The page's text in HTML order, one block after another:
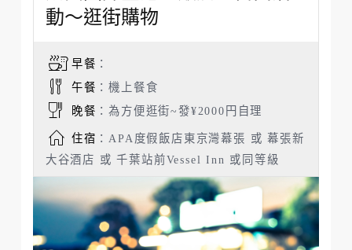
動～逛街購物
早餐 ：
午餐 ：機上餐食
晚餐 ：為方便逛街~發¥2000円自理
住宿 ：APA度假飯店東京灣幕張 或 幕張新
大谷酒店 或 千葉站前Vessel Inn 或同等級